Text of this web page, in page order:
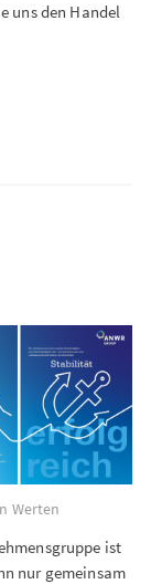
uns den Handel
Werten
ist
nur gemeinsam